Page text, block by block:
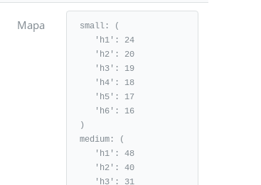
Mapa
small: (
)
medium: (